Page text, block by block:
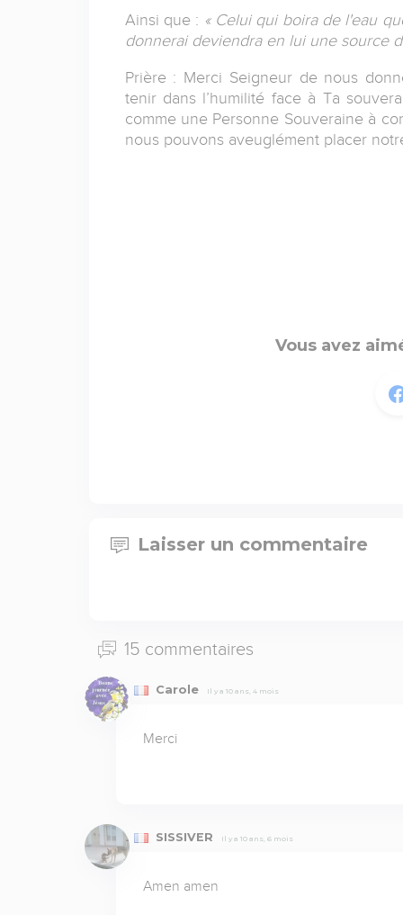
Ainsi que : « Celui qui boira de l'eau
donnerai deviendra en lui une source
Prière : Merci Seigneur de nous
tenir dans l’humilité face à Ta
comme une Personne Souveraine à
nous pouvons aveuglément placer
Vous avez
Laisser un commentaire
15 commentaires
Carole Il y a 10 ans, 4 mois
Merci
SISSIVER Il y a 10 ans, 6 mois
Amen amen